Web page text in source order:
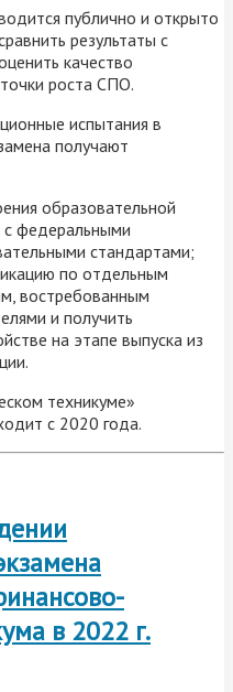
публично и открыто
результаты с
качество
роста СПО.
испытания в
получают
образовательной
с федеральными
стандартами;
по отдельным
востребованным
и получить
на этапе выпуска из
техникуме»
с 2020 года.
в 2022 г.